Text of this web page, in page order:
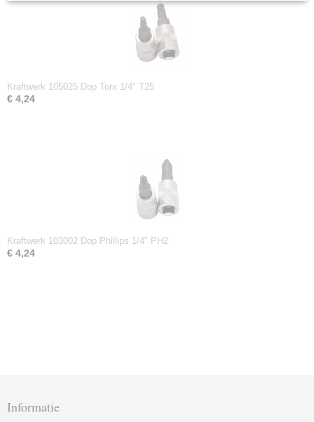
Kraftwerk 105025 Dop Torx 1/4" T25
€ 4,24
Kraftwerk 103002 Dop Phillips 1/4" PH2
€ 4,24
Informatie